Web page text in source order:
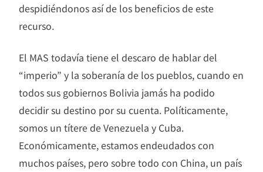
despidiéndonos así de los beneficios de este
recurso.
El MAS todavía tiene el descaro de hablar del
“imperio” y la soberanía de los pueblos, cuando en
todos sus gobiernos Bolivia jamás ha podido
decidir su destino por su cuenta. Políticamente,
somos un títere de Venezuela y Cuba.
Económicamente, estamos endeudados con
muchos países, pero sobre todo con China, un país